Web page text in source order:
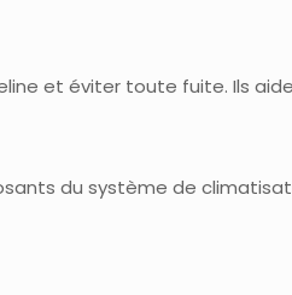
et éviter toute fuite. Ils
du système de